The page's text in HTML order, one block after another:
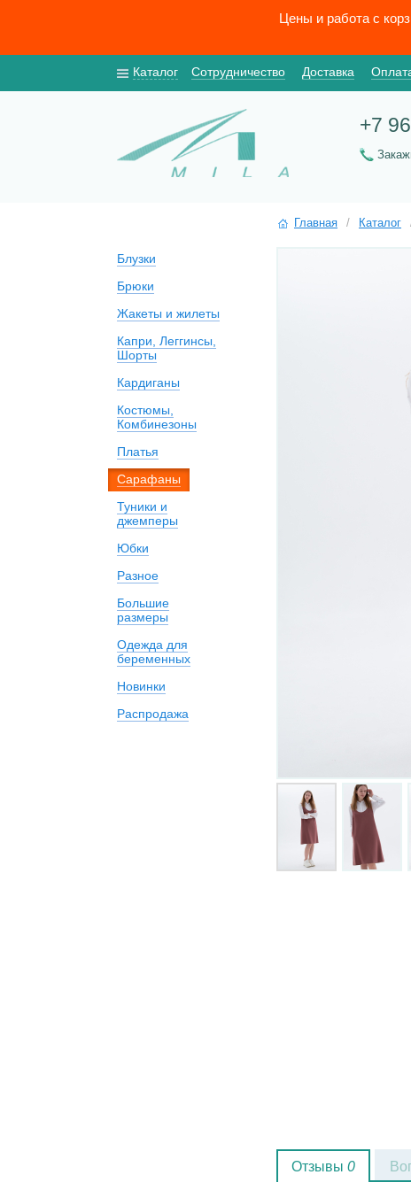
Цены и работа с
Каталог Сотрудничество Доставка
+7
Блузки
Брюки
Жакеты и жилеты
Капри, Леггинсы,
Шорты
Кардиганы
Костюмы,
Комбинезоны
Платья
Сарафаны
Туники и
джемперы
Юбки
Разное
Большие
размеры
Одежда для
беременных
Новинки
Распродажа
Главная / Каталог
Отзывы 0